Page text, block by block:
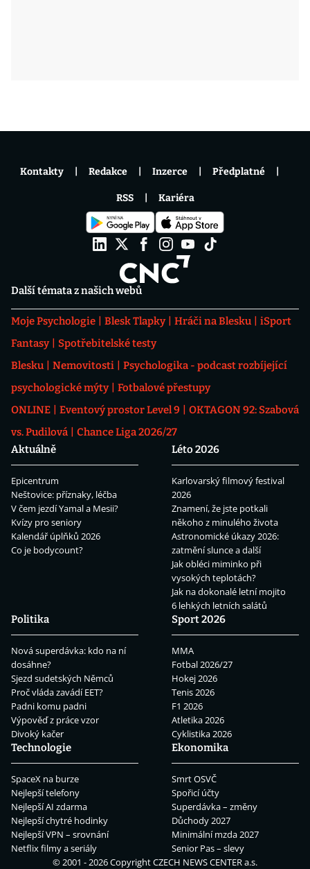
Další témata z našich webů
Moje Psychologie Blesk Tlapky Hráči na Blesku
iSport
Fantasy
Spotřebitelské testy
Blesku
Nemovitosti
Psychologika - podcast rozbíjející
psychologické mýty
Fotbalové přestupy
ONLINE
Eventový prostor Level 9
OKTAGON 92: Szabová
vs. Pudilová
Chance Liga 2026/27
Aktuálně
Epicentrum
Neštovice: příznaky, léčba
V čem jezdí Yamal a Mesii?
Kvízy pro seniory
Kalendář úplňků 2026
Co je bodycount?
Léto 2026
Karlovarský filmový festival
2026
Znamení, že jste potkali
někoho z minulého života
Astronomické úkazy 2026:
zatmění slunce a další
Jak obléci miminko při
vysokých teplotách?
Jak na dokonalé letní mojito
6 lehkých letních salátů
Politika
Nová superdávka: kdo na ní
dosáhne?
Sjezd sudetských Němců
Proč vláda zavádí EET?
Padni komu padni
Výpověď z práce vzor
Divoký kačer
Sport 2026
MMA
Fotbal 2026/27
Hokej 2026
Tenis 2026
F1 2026
Atletika 2026
Cyklistika 2026
Technologie
SpaceX na burze
Nejlepší telefony
Nejlepší AI zdarma
Nejlepší chytré hodinky
Nejlepší VPN – srovnání
Netflix filmy a seriály
Ekonomika
Smrt OSVČ
Spořicí účty
Superdávka – změny
Důchody 2027
Minimální mzda 2027
Senior Pas – slevy
Kontakty Redakce Inzerce Předplatné
RSS Kariéra
© 2001 - 2026 CopyrightCZECH NEWS CENTER a.s.